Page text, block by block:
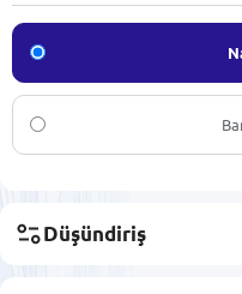
Düşündiriş